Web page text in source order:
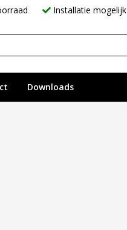
Installatie mogelijk
Downloads